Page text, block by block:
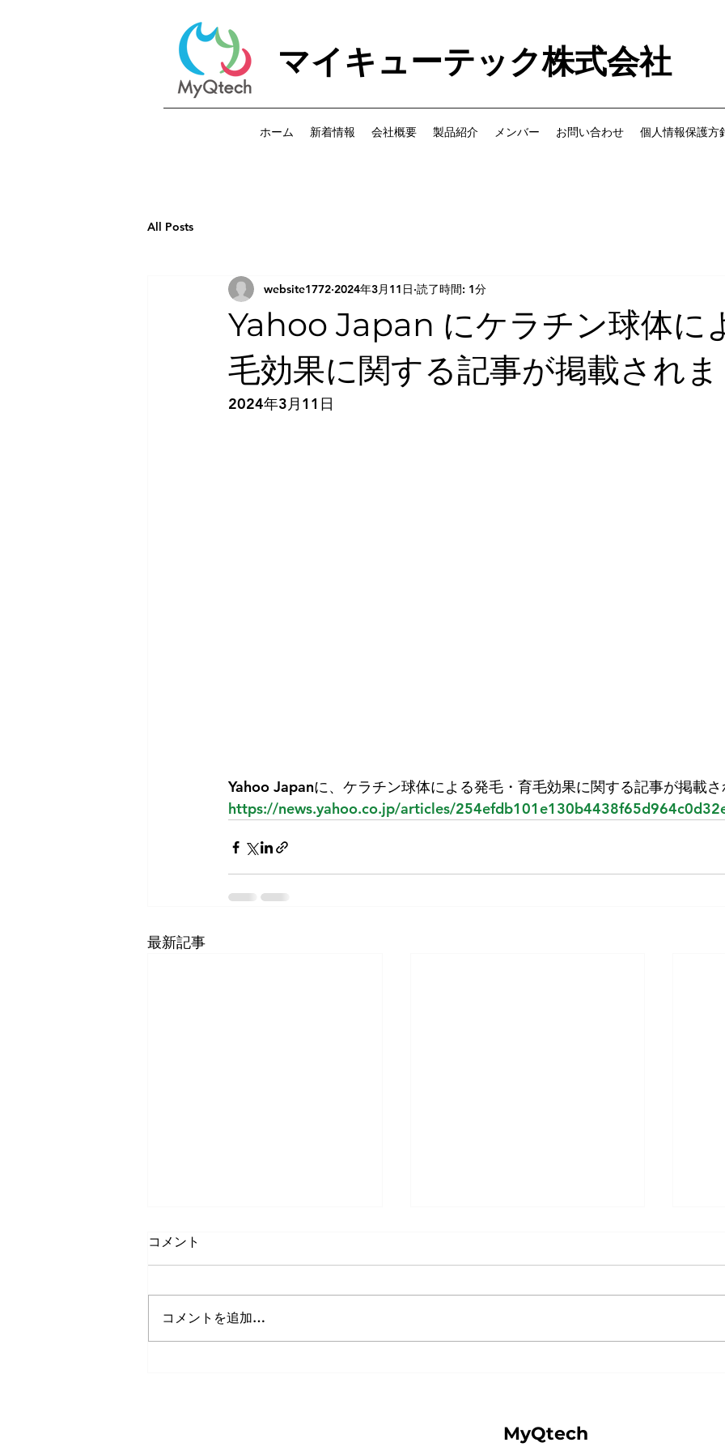
マイキューテック株式会社
ホーム 新着情報 会社概要 製品紹介 メンバー お問い合わせ 個人情報保護方
All Posts
Yahoo Japan にケラチン球体に
毛効果に関する記事が掲載され
website1772 2024年3月11日 読了時間: 1分
2024年3月11日
Yahoo Japanに、ケラチン球体による発毛・育毛効果に関する記事が掲載
https://news.yahoo.co.jp/articles/
最新記事
コメント
コメントを追加…
MyQtech